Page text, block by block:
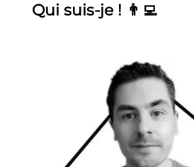
Qui suis-je ! 👨‍💻